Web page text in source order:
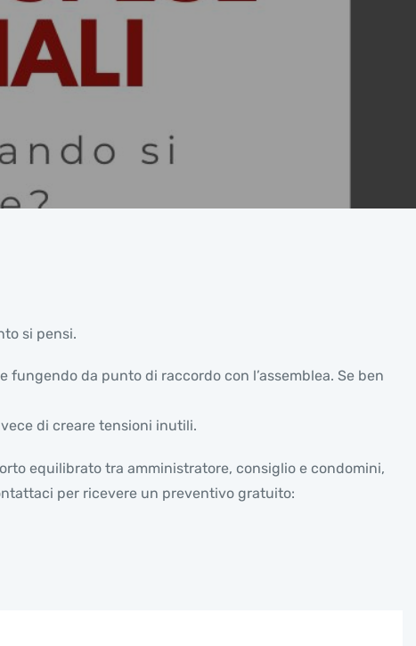
si pensi.
da punto di raccordo con l’assemblea. Se ben
di creare tensioni inutili.
equilibrato tra amministratore, consiglio e condomini,
per ricevere un preventivo gratuito: